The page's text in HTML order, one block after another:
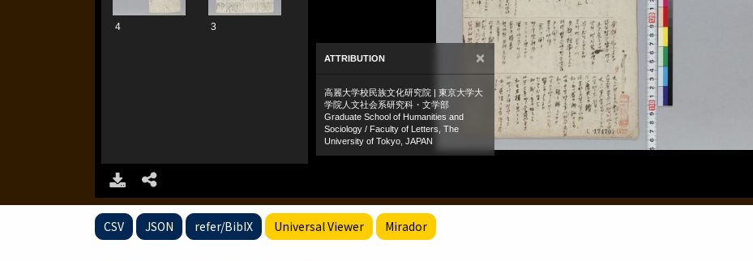
CSV JSON refer/BibIX Universal Viewer Mirador